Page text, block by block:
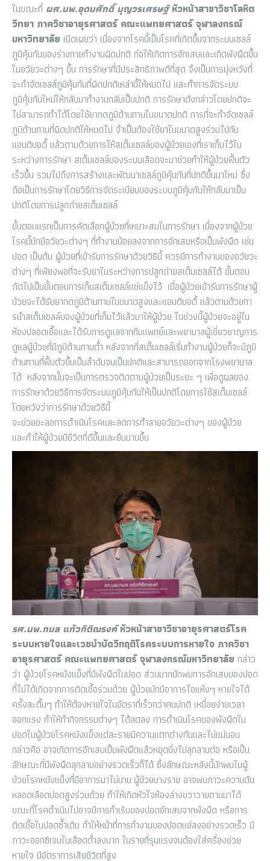
ในขณะที่ ผศ.นพ.อุดมศักดิ์ บุญวรเศรษฐ์หัวหน้าสาขาวิชาโลหิต
วิทยา ภาควิชาอายุรศาสตร์ คณะแพทยศาสตร์ จุฬาลงกรณ์
มหาวิทยาลัย เปิดเผยว่า เนื่องจากโรคนี้เป็นโรคที่เกิดขึ้นจากระบบเซลล์
ภูมิคุ้มกันของร่างกายทำงานผิดปกติ ก่อให้เกิดการอักเสบและเกิดพังผืดขึ้น
ในอวัยวะต่างๆ ขึ้น การรักษาที่มีประสิทธิภาพดีที่สุด จึงเป็นการมุ่งหวังที่
จะกำจัดเซลล์ภูมิคุ้มกันที่ผิดปกติเหล่านี้ให้หมดไป และทำการจัดระบบ
ภูมิคุ้มกันใหม่ให้กลับมาทำงานกลับเป็นปกติ การรักษาดังกล่าวโดยปกติจะ
ไม่สามารถทำได้โดยใช้ยากดภูมิต้านทานในขนาดปกติ การที่จะกำจัดเซลล์
ภูมิต้านทานที่ผิดปกติให้หมดไป จำเป็นต้องใช้ยาในขนาดสูงร่วมไปกับ
แอนติบอดี้ แล้วตามด้วยการให้สเต็มเซลล์ของผู้ป่วยเองที่เราเก็บไว้ใน
ระหว่างการรักษา สเต็มเซลล์ของระบบเลือดจะมาช่วยทำให้ผู้ป่วยฟื้นตัว
เร็วขึ้น รวมไปถึงการสร้างและพัฒนาเซลล์ภูมิคุ้มกันที่ปกติขึ้นมาใหม่ ซึ่ง
ถือเป็นการรักษาโดยวิธีการจัดระเบียบของระบบภูมิคุ้มกันให้กลับมาเป็น
ปกติโดยการปลูกถ่ายสเต็มเซลล์
ขั้นตอนแรกเป็นการคัดเลือกผู้ป่วยที่เหมาะสมในการรักษา เนื่องจากผู้ป่วย
โรคนี้มักมีอวัยวะต่างๆ ที่ทำงานน้อยลงจากการอักเสบหรือเป็นพังผืด เช่น
ปอด เป็นต้น ผู้ป่วยที่เข้ารับการรักษาด้วยวิธีนี้ ควรมีการทำงานของอวัยวะ
ต่างๆ ที่เพียงพอที่จะรับยาในระหว่างการปลูกถ่ายสเต็มเซลล์ได้ ขั้นตอน
ถัดไปเป็นขั้นตอนการเก็บสเต็มเซลล์แช่แข็งไว้ เมื่อผู้ป่วยเข้ารับการรักษาผู้
ป่วยจะได้รับยากดภูมิต้านทานในขนาดสูงและแอนติบอดี้ แล้วตามด้วยกา
รนำสเต็มเซลล์ของผู้ป่วยที่เก็บไว้แล้วมาให้ผู้ป่วย ในช่วงนี้ผู้ป่วยจะอยู่ใน
ห้องปลอดเชื้อและได้รับการดูแลจากทีมแพทย์และพยาบาลผู้เชี่ยวชาญการ
ดูแลผู้ป่วยที่มีภูมิต้านทานต่ำ หลังจากที่สเต็มเซลล์เริ่มทำงานผู้ป่วยก็จะมีภูมิ
ต้านทานที่ฟื้นตัวขึ้นเป็นลำดับจนเป็นปกติและสามารถออกจากโรงพยาบาล
ได้ หลังจากนั้นจะเป็นการตรวจติดตามผู้ป่วยเป็นระยะ ๆ เพื่อดูผลของ
การรักษาด้วยวิธีการจัดระบบภูมิคุ้มกันให้เป็นปกติโดยการใช้สเต็มเซลล์
โดยหวังว่าการรักษาด้วยวิธีนี้
จะช่วยชะลอการดำเนินโรคและลดการทำลายอวัยวะต่างๆ ของผู้ป่วย
และทำให้ผู้ป่วยมีชีวิตที่ดีขึ้นและยืนนานขึ้น
รศ.นพ.กมล แก้วกิติณรงค์หัวหน้าสาขาวิชาอายุรศาสตร์โรค
ระบบหายใจและเวชบำบัดวิกฤติโรคระบบการหายใจ ภาควิชา
อายุรศาสตร์ คณะแพทยศาสตร์ จุฬาลงกรณ์มหาวิทยาลัย กล่าว
ว่า ผู้ป่วยโรคหนังแข็งที่มีพังผืดในปอด ส่วนมากมักพบการอักเสบของปอด
ที่ไม่ได้เกิดจากการติดเชื้อร่วมด้วย ผู้ป่วยมักมีอาการไอแห้งๆ หายใจได้
ครั้งละตื้นๆ ทำให้ต้องหายใจในอัตราที่เร็วกว่าคนปกติ เหนื่อยง่ายเวลา
ออกแรง ทำให้ทำกิจกรรมต่างๆ ได้ลดลง การดำเนินโรคของพังผืดใน
ปอดในผู้ป่วยโรคหนังแข็งแต่ละรายมีความแตกต่างกันและไม่แน่นอน
กล่าวคือ อาจเกิดการอักเสบเป็นพังผืดแล้วหยุดนิ่งไม่ลุกลามต่อ หรือเป็น
ลักษณะที่มีพังผืดลุกลามอย่างรวดเร็วก็ได้ ซึ่งลักษณะหลังนี้มักพบในผู้
ป่วยโรคหนังแข็งที่มีอาการมาไม่นาน ผู้ป่วยบางราย อาจพบภาวะความดัน
หลอดเลือดปอดสูงร่วมด้วย ทำให้เกิดหัวใจห้องล่างขวาวายตามมาได้
ขณะที่โรคดำเนินไปอาจมีการกำเริบของปอดอักเสบจากพังผืด หรือการ
ติดเชื้อในปอดซ้ำเติม ทำให้หน้าที่การทำงานของปอดแย่ลงอย่างรวดเร็ว มี
ภาวะออกซิเจนในเลือดต่ำลงมาก ในรายที่รุนแรงจนต้องใส่ครื่องช่วย
หายใจ มีอัตราการเสียชีวิตที่สูง